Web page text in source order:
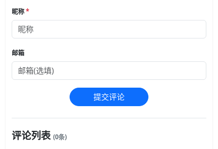
昵称*
邮箱
提交评论
评论列表 (0条)